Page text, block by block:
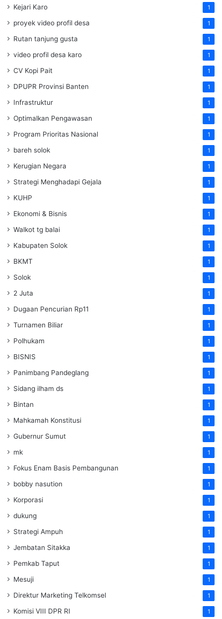
Kejari Karo 1
proyek video profil desa 1
Rutan tanjung gusta 1
video profil desa karo 1
CV Kopi Pait 1
DPUPR Provinsi Banten 1
Infrastruktur 1
Optimalkan Pengawasan 1
Program Prioritas Nasional 1
bareh solok 1
Kerugian Negara 1
Strategi Menghadapi Gejala 1
KUHP 1
Ekonomi & Bisnis 1
Walkot tg balai 1
Kabupaten Solok 1
BKMT 1
Solok 1
2 Juta 1
Dugaan Pencurian Rp11 1
Turnamen Biliar 1
Polhukam 1
BISNIS 1
Panimbang Pandeglang 1
Sidang ilham ds 1
Bintan 1
Mahkamah Konstitusi 1
Gubernur Sumut 1
mk 1
Fokus Enam Basis Pembangunan 1
bobby nasution 1
Korporasi 1
dukung 1
Strategi Ampuh 1
Jembatan Sitakka 1
Pemkab Taput 1
Mesuji 1
Direktur Marketing Telkomsel 1
Komisi VIII DPR RI 1